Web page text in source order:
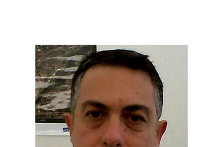
prof. Michele
Grassi
/ Coordinatore del Corso di
Studi /